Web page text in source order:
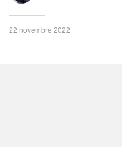
22 novembre 2022